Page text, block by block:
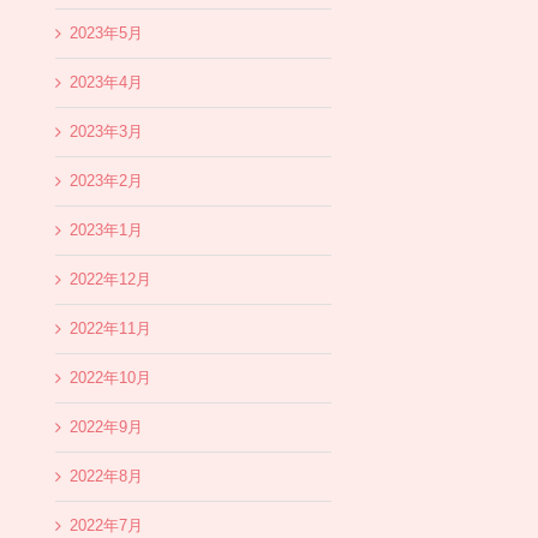
2023年5月
2023年4月
2023年3月
2023年2月
2023年1月
2022年12月
2022年11月
2022年10月
2022年9月
2022年8月
2022年7月